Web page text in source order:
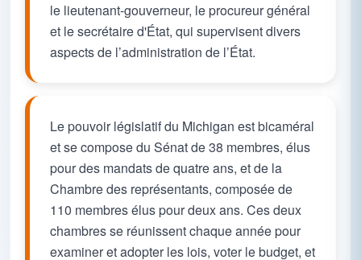
le lieutenant-gouverneur, le procureur général
et le secrétaire d'État, qui supervisent divers
aspects de l’administration de l’État.
Le pouvoir législatif du Michigan est bicaméral
et se compose du Sénat de 38 membres, élus
pour des mandats de quatre ans, et de la
Chambre des représentants, composée de
110 membres élus pour deux ans. Ces deux
chambres se réunissent chaque année pour
examiner et adopter les lois, voter le budget, et